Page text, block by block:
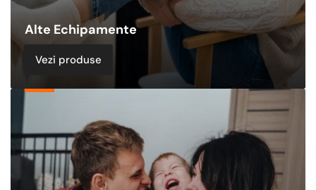
Alte Echipamente
Vezi produse
Pachete
Termice